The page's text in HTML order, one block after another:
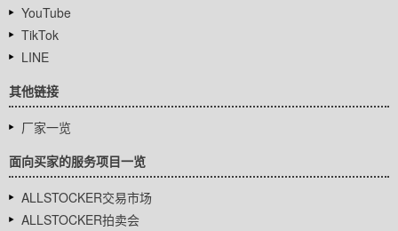
YouTube
TikTok
LINE
其他链接
厂家一览
面向买家的服务项目一览
ALLSTOCKER交易市场
ALLSTOCKER拍卖会